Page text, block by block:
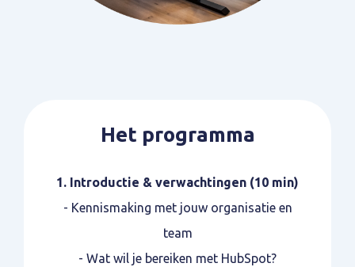
Het programma
1. Introductie & verwachtingen (10 min)
- Kennismaking met jouw organisatie en
team
- Wat wil je bereiken met HubSpot?